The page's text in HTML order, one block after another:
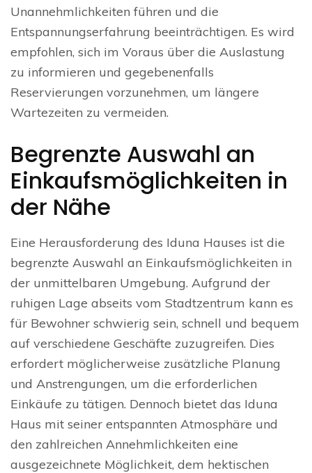
Unannehmlichkeiten führen und die
Entspannungserfahrung beeinträchtigen. Es wird
empfohlen, sich im Voraus über die Auslastung
zu informieren und gegebenenfalls
Reservierungen vorzunehmen, um längere
Wartezeiten zu vermeiden.
Begrenzte Auswahl an
Einkaufsmöglichkeiten in
der Nähe
Eine Herausforderung des Iduna Hauses ist die
begrenzte Auswahl an Einkaufsmöglichkeiten in
der unmittelbaren Umgebung. Aufgrund der
ruhigen Lage abseits vom Stadtzentrum kann es
für Bewohner schwierig sein, schnell und bequem
auf verschiedene Geschäfte zuzugreifen. Dies
erfordert möglicherweise zusätzliche Planung
und Anstrengungen, um die erforderlichen
Einkäufe zu tätigen. Dennoch bietet das Iduna
Haus mit seiner entspannten Atmosphäre und
den zahlreichen Annehmlichkeiten eine
ausgezeichnete Möglichkeit, dem hektischen